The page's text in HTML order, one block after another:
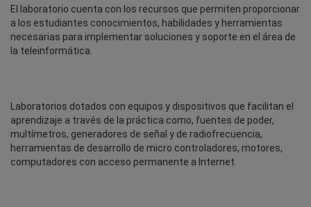
El laboratorio cuenta con los recursos que permiten proporcionar
a los estudiantes conocimientos, habilidades y herramientas
necesarias para implementar soluciones y soporte en el área de
la teleinformática.
Laboratorios dotados con equipos y dispositivos que facilitan el
aprendizaje a través de la práctica como, fuentes de poder,
multímetros, generadores de señal y de radiofrecuencia,
herramientas de desarrollo de micro controladores, motores,
computadores con acceso permanente a Internet.